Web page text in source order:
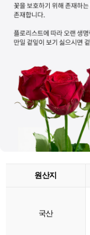
원산지
국산